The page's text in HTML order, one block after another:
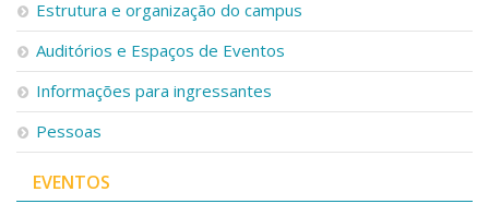
Estrutura e organização do campus
Auditórios e Espaços de Eventos
Informações para ingressantes
Pessoas
EVENTOS